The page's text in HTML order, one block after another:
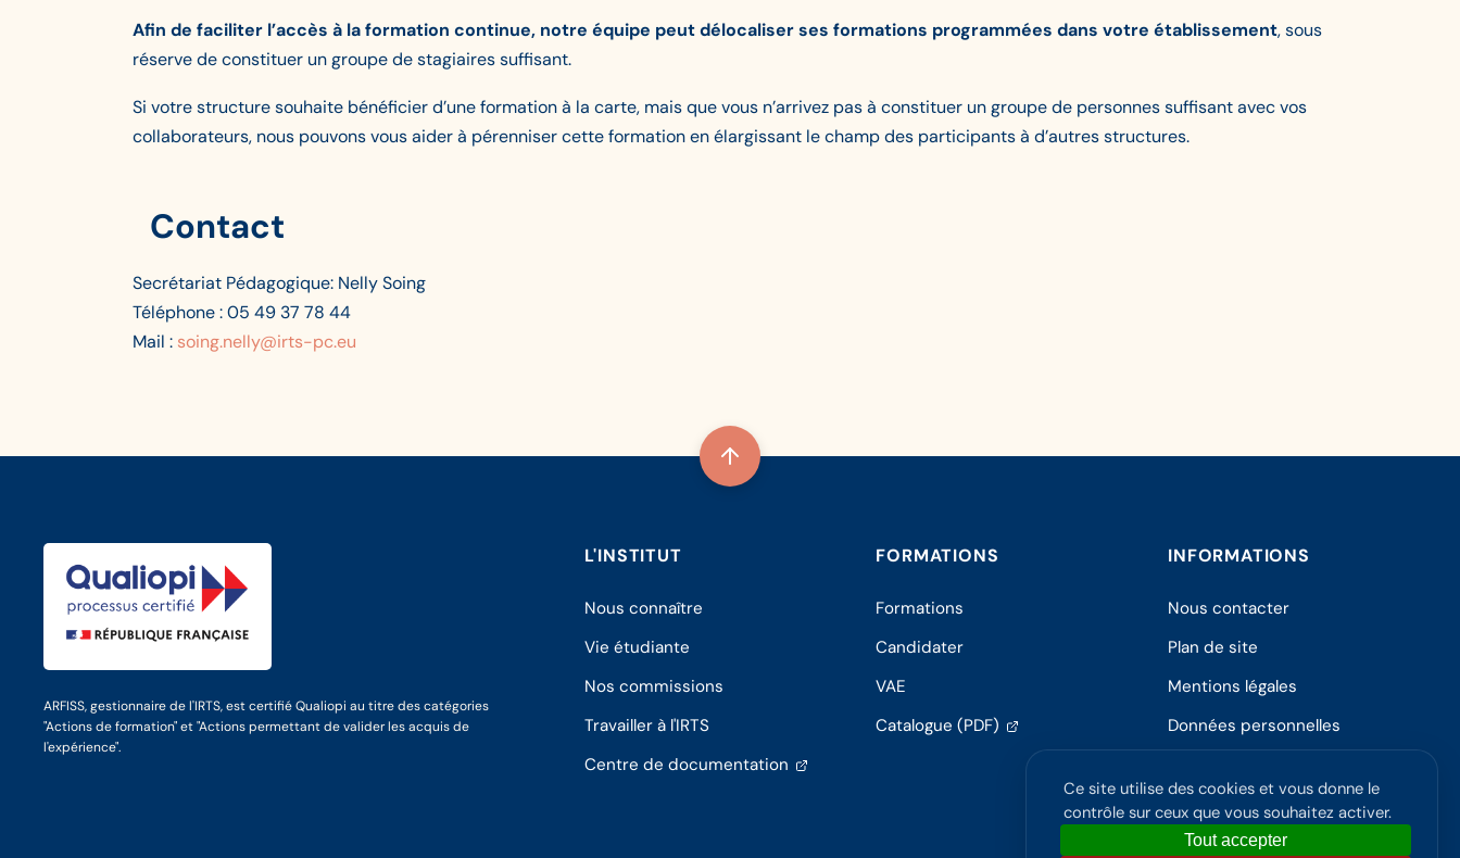
Afin de faciliter l’accès à la formation continue, notre équipe peut délocaliser ses formations programmées dans votre établissement, sous
réserve de constituer un groupe de stagiaires suffisant.
Si votre structure souhaite bénéficier d’une formation à la carte, mais que vous n’arrivez pas à constituer un groupe de personnes suffisant avec vos
collaborateurs, nous pouvons vous aider à pérenniser cette formation en élargissant le champ des participants à d’autres structures.
Contact
Secrétariat Pédagogique: Nelly Soing
Téléphone : 05 49 37 78 44
Mail : soing.nelly@irts-pc.eu
ARFISS, gestionnaire de l'IRTS, est certifié Qualiopi au titre des catégories
"Actions de formation" et "Actions permettant de valider les acquis de
l'expérience".
L'INSTITUT
Nous connaître
Vie étudiante
Nos commissions
Travailler à l'IRTS
Centre de documentation(s'ouvre
FORMATIONS
Formations
Candidater
VAE
Catalogue (PDF) (s'ouvre
INFORMATIONS
Nous contacter
Plan de site
Mentions légales
Données personnelles
Ce site utilise des cookies et vous donne le
contrôle sur ceux que vous souhaitez activer.
Tout accepter